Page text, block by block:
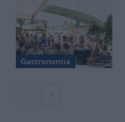
Gastronomia